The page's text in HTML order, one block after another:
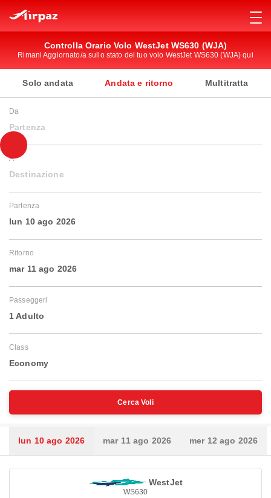
Controlla Orario Volo WestJet WS630 (WJA)
Rimani Aggiornato/a sullo stato del tuo volo WestJet WS630 (WJA) qui
Solo andata Andata e ritorno Multitratta
Da
Partenza
A
Destinazione
Partenza
lun 10 ago 2026
Ritorno
mar 11 ago 2026
Passeggeri
1 Adulto
Class
Economy
Cerca Voli
lun 10 ago 2026 mar 11 ago 2026 mer 12 ago 2026
WestJet
WS630